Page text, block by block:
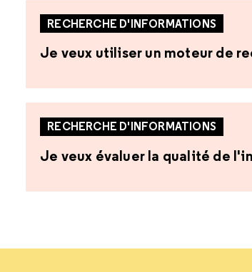
RECHERCHE D'INFORMATIONS
Je veux utiliser un moteur de
RECHERCHE D'INFORMATIONS
Je veux évaluer la qualité de